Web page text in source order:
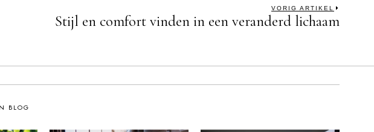
VORIG ARTIKEL
Stijl en comfort vinden in een veranderd lichaam
BLOG